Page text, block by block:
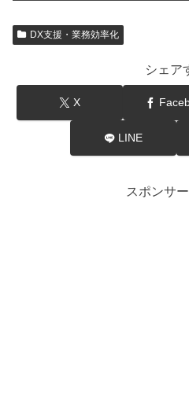
DX支援・業務効率化
シェア
X
LINE
スポンサ